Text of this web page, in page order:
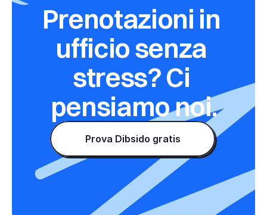
Prenotazioni in
ufficio senza
stress? Ci
pensiamo noi.
Prova Dibsido gratis